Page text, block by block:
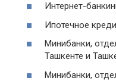
Интернет-
Ипотечное
Минибанки,
Ташкенте и
Минибанки,